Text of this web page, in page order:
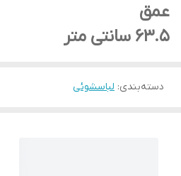
عمق
63.5 سانتی متر
دسته‌بندی: لباسشوئی